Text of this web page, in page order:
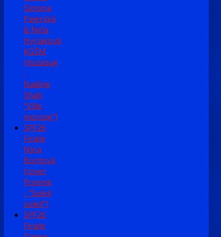
Simona
Pajerská
& Nela
Hyriaková
KGŠM
(musique
:
Nadine
Shah
"Ville
morose")
SPF26
Finale
Nina
Bontová
(cover
Pomme
- "Soleil
soleil")
SPF26
Finale